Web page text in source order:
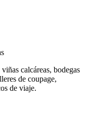
calcáreas, bodegas
de coupage,
de viaje.